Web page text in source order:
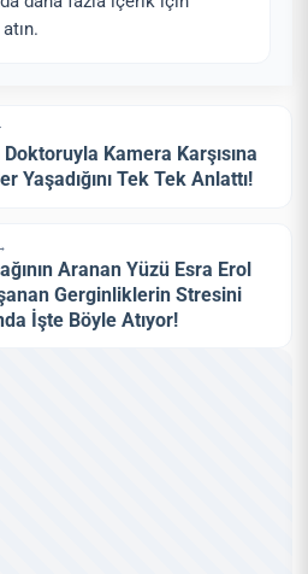
Kamera Karşısına
Yaşadığını Tek Tek Anlattı!
Aranan Yüzü Esra Erol
Gerginliklerin Stresini
İşte Böyle Atıyor!